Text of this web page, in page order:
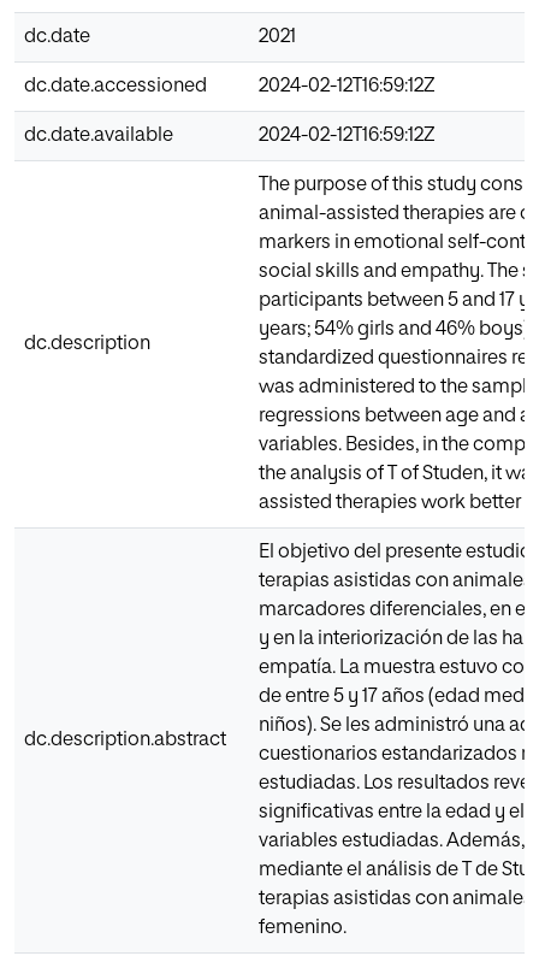
dc.date 2021
dc.date.accessioned 2024-02-12T16:59:12Z
dc.date.available 2024-02-12T16:59:12Z
dc.description
The purpose of this study
animal-assisted therapies are
markers in emotional self-
social skills and empathy. The
participants between 5 and 17
years; 54% girls and 46%
standardized questionnaires
was administered to the
regressions between age and
variables. Besides, in the
the analysis of T of Studen, it
assisted therapies work better
dc.description.abstract
El objetivo del presente
terapias asistidas con
marcadores diferenciales, en
y en la interiorización de las
empatía. La muestra estuvo
de entre 5 y 17 años (edad
niños). Se les administró una
cuestionarios estandarizados
estudiadas. Los resultados
significativas entre la edad y el
variables estudiadas. Además,
mediante el análisis de T de
terapias asistidas con
femenino.